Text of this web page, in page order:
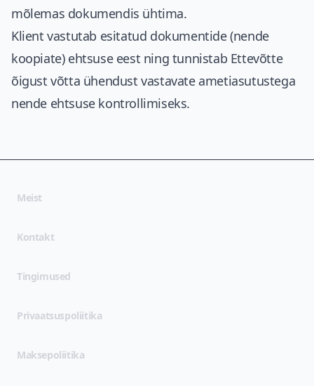
mõlemas dokumendis ühtima.
Klient vastutab esitatud dokumentide (nende
koopiate) ehtsuse eest ning tunnistab Ettevõtte
õigust võtta ühendust vastavate ametiasutustega
nende ehtsuse kontrollimiseks.
Meist
Kontakt
Tingimused
Privaatsuspoliitika(opens in new tab)
Maksepoliitika